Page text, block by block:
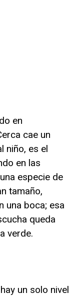
en
cae un
niño, es el
en las
especie de
tamaño,
una boca; esa
queda
verde.
un solo nivel